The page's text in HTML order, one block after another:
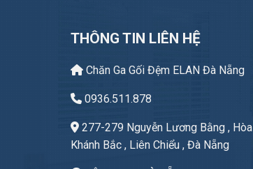
THÔNG TIN LIÊN HỆ
Chăn Ga Gối Đệm ELAN Đà Nẵng
0936.511.878
277-279 Nguyễn Lương Bằng , Hòa
Khánh Bắc , Liên Chiểu , Đà Nẵng